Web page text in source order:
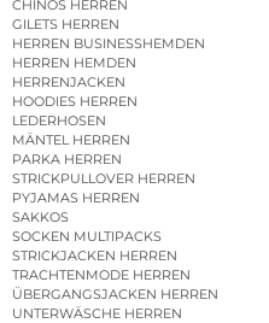
CHINOS HERREN
GILETS HERREN
HERREN BUSINESSHEMDEN
HERREN HEMDEN
HERRENJACKEN
HOODIES HERREN
LEDERHOSEN
MÄNTEL HERREN
PARKA HERREN
STRICKPULLOVER HERREN
PYJAMAS HERREN
SAKKOS
SOCKEN MULTIPACKS
STRICKJACKEN HERREN
TRACHTENMODE HERREN
ÜBERGANGSJACKEN HERREN
UNTERWÄSCHE HERREN